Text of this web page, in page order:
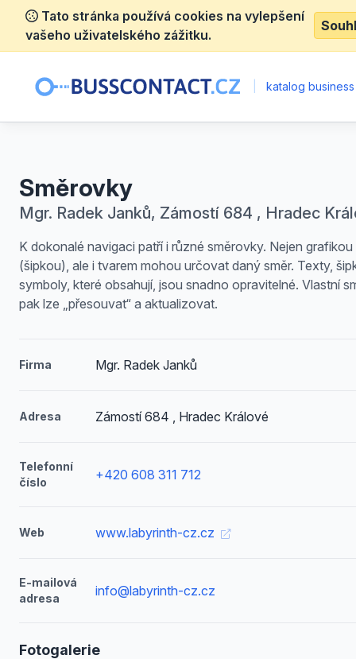
Tato stránka používá cookies na vylepšení
vašeho uživatelského zážitku.
katalog
Směrovky
Mgr. Radek Janků, Zámostí 684 , Hradec
K dokonalé navigaci patří i různé směrovky. Nejen grafikou
(šipkou), ale i tvarem mohou určovat daný směr. Texty,
symboly, které obsahují, jsou snadno opravitelné. Vlastní
pak lze „přesouvat“ a aktualizovat.
Firma Mgr. Radek Janků
Adresa Zámostí 684 , Hradec Králové
Telefonní
číslo
+420 608 311 712
Web www.labyrinth-cz.cz
E-mailová
adresa
info@labyrinth-cz.cz
Fotogalerie